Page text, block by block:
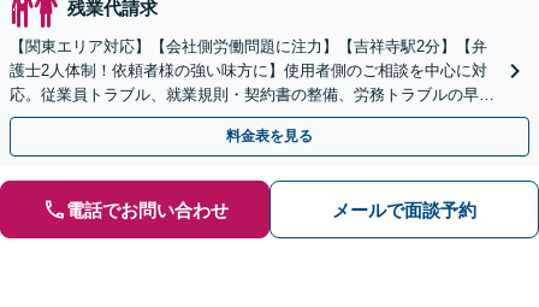
残業代請求
【関東エリア対応】【会社側労働問題に注力】【吉祥寺駅2分】【弁
護士2人体制！依頼者様の強い味方に】使用者側のご相談を中心に対
応。従業員トラブル、就業規則・契約書の整備、労務トラブルの早期
解決・防止に努めます。
料金表を見る
電話でお問い合わせ メールで面談予約